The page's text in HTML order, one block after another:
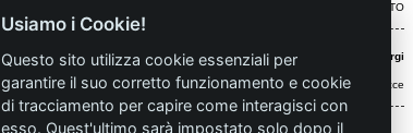
OTRANTO
B&B Palazzo De Giorgi
Lecce
Sponsor
Usiamo i Cookie!
Questo sito utilizza cookie essenziali per
garantire il suo corretto funzionamento e cookie
di tracciamento per capire come interagisci con
esso. Quest'ultimo sarà impostato solo dopo il